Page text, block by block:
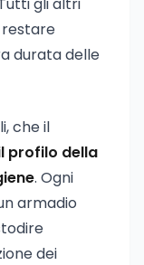
restare
durata delle
che il
profilo della
. Ogni
armadio
dei